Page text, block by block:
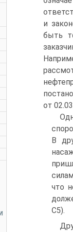
и
быть
от
В
что
С5).